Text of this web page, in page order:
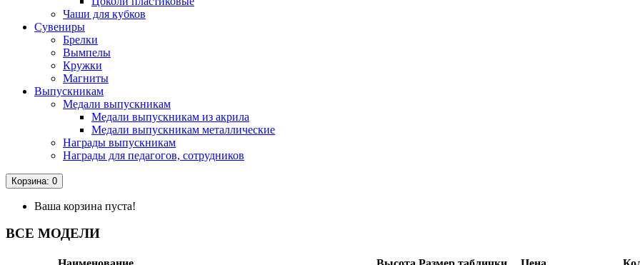
Чаши для кубков
Сувениры
Брелки
Вымпелы
Кружки
Магниты
Выпускникам
Медали выпускникам
Медали выпускникам из акрила
Медали выпускникам металлические
Награды выпускникам
Награды для педагогов, сотрудников
Корзина: 0
Ваша корзина пуста!
ВСЕ МОДЕЛИ